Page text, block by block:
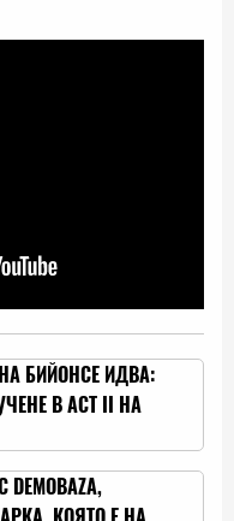
БИЙОНСЕ ИДВА:
В ACT II НА